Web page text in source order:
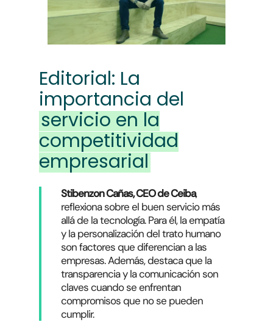
Editorial: La
importancia del
servicio en la
competitividad
empresarial
Stibenzon Cañas, CEO de Ceiba,
reflexiona sobre el buen servicio más
allá de la tecnología. Para él, la empatía
y la personalización del trato humano
son factores que diferencian a las
empresas. Además, destaca que la
transparencia y la comunicación son
claves cuando se enfrentan
compromisos que no se pueden
cumplir.